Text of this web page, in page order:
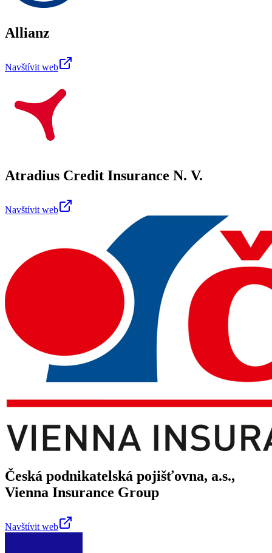
Allianz
Navštívit web
Atradius Credit Insurance N. V.
Navštívit web
Česká podnikatelská pojišťovna, a.s.,
Vienna Insurance Group
Navštívit web